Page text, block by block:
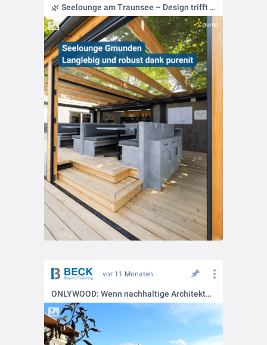
🌿 Seelounge am Traunsee – Design trifft purenit-Funktionalität
vor 11 Monaten
ONLYWOOD: Wenn nachhaltige Architektur zur Skulptur wird. 🌍🏗️